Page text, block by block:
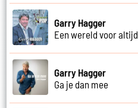
Garry Hagger
Een wereld voor altijd
Garry Hagger
Ga je dan mee